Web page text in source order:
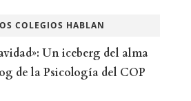
COLEGIOS HABLAN
Un iceberg del alma
de la Psicología del COP